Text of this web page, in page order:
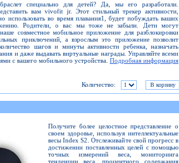
специально для детей? Да, мы его разработали.
вам vivofit jr. Этот стильный трекер активности,
использовать во время плавания1, будет побуждать ваших
Родители, о вас мы тоже не забыли. Дети могут
наше совместное мобильное приложение для разблокировки
приключений, а взрослым это приложение позволит
шагов и минуты активности ребенка, назначать
и даже выдавать виртуальные награды. Управляйте всеми
с вашего мобильного устройства. Подробная информация
Количество:
Получите более целостное представление о
своем здоровье, используя интеллектуальные
весы Index S2. Отслеживайте свой прогресс в
достижении поставленных целей с помощью
точных измерений веса, мониторинга
тенденции веса, процентного содержания